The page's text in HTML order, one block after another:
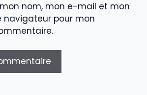
nom, mon e-mail et mon
navigateur pour mon